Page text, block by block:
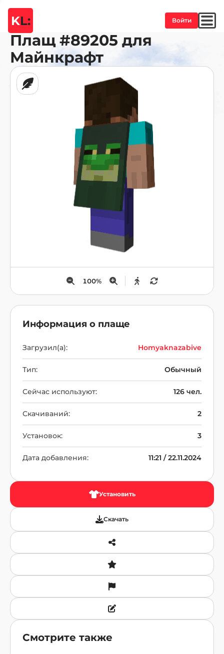
KL: Войти
Плащ #89205 для
Майнкрафт
100%
Информация о плаще
Загрузил(а): Homyaknazabive
Тип: Обычный
Сейчас используют: 126 чел.
Скачиваний: 2
Установок: 3
Дата добавления: 11:21 / 22.11.2024
Установить
Скачать
Смотрите также